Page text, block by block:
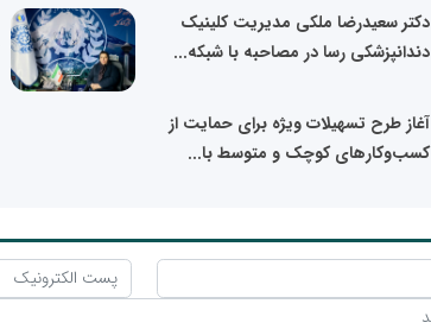
دکتر سعیدرضا ملکی مدیریت کلینیک
دندانپزشکی رسا در مصاحبه با شبکه...
آغاز طرح تسهیلات ویژه برای حمایت از
کسب‌وکارهای کوچک و متوسط با...